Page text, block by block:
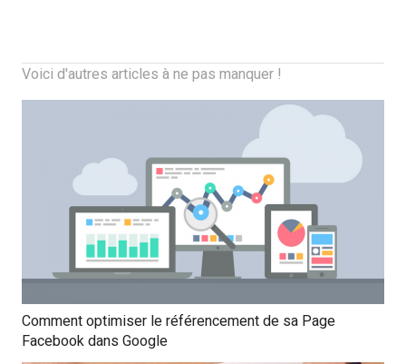
Voici d'autres articles à ne pas manquer !
Comment optimiser le référencement de sa Page
Facebook dans Google